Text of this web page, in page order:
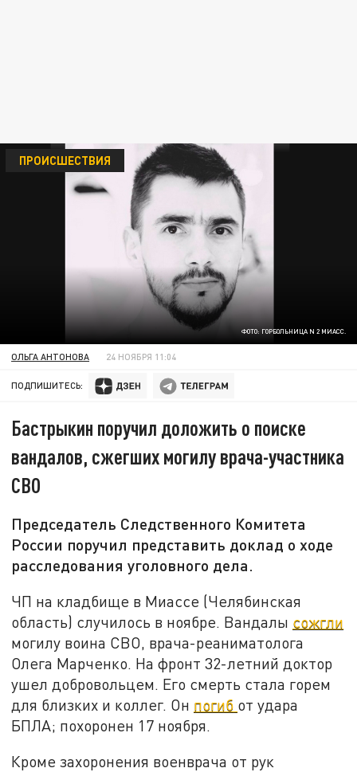
ФОТО: ГОРБОЛЬНИЦА N 2 МИАСС.
ПРОИСШЕСТВИЯ
ОЛЬГА АНТОНОВА 24 НОЯБРЯ 11:04
ПОДПИШИТЕСЬ:
Бастрыкин поручил доложить о поиске
вандалов, сжегших могилу врача-участника
СВО
Председатель Следственного Комитета
России поручил представить доклад о ходе
расследования уголовного дела.
ЧП на кладбище в Миассе (Челябинская
область) случилось в ноябре. Вандалы сожгли
могилу воина СВО, врача-реаниматолога
Олега Марченко. На фронт 32-летний доктор
ушел добровольцем. Его смерть стала горем
для близких и коллег. Он погиб от удара
БПЛА; похоронен 17 ноября.
Кроме захоронения военврача от рук